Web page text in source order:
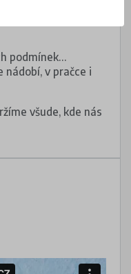
podmínek…
nádobí, v pračce i
všude, kde nás